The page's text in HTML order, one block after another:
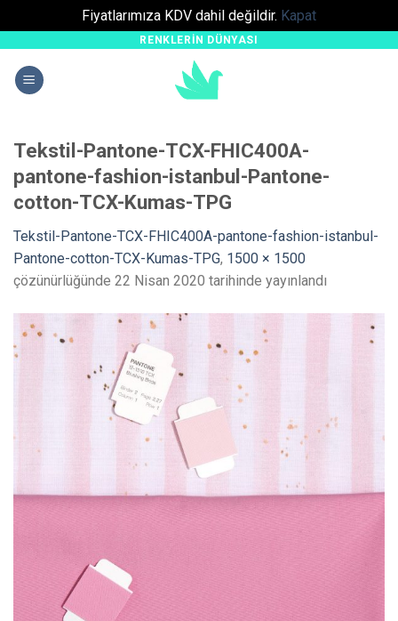
Fiyatlarımıza KDV dahil değildir. Kapat
content
RENKLERIN DÜNYASI
Tekstil-Pantone-TCX-FHIC400A-
pantone-fashion-istanbul-Pantone-
cotton-TCX-Kumas-TPG
Tekstil-Pantone-TCX-FHIC400A-pantone-fashion-istanbul-
Pantone-cotton-TCX-Kumas-TPG, 1500 × 1500
çözünürlüğünde 22 Nisan 2020 tarihinde yayınlandı